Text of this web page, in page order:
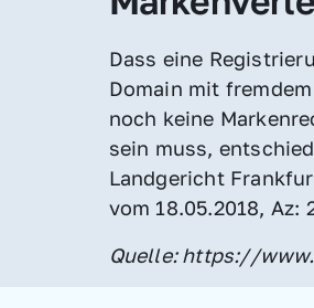
Dass eine
Domain mit
noch keine
sein muss,
Landgericht
vom 18.05.2018, Az:
Quelle: https://